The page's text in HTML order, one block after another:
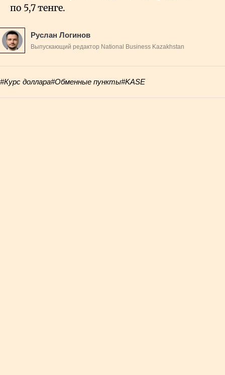
по 5,7 тенге.
Руслан Логинов
Выпускающий редактор National Business Kazakhstan
#Курс доллара#Обменные пункты#KASE